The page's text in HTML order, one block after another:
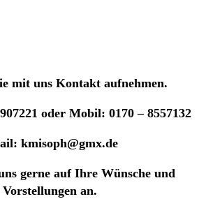
mit uns Kontakt aufnehmen.
oder Mobil: 0170 – 8557132
kmisoph@gmx.de
gerne auf Ihre Wünsche und
Vorstellungen an.